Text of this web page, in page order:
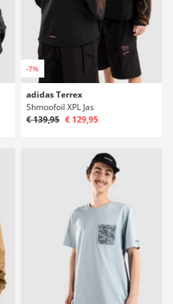
-7%
adidas Terrex
Shmoofoil XPL Jas
€ 139,95 € 129,95